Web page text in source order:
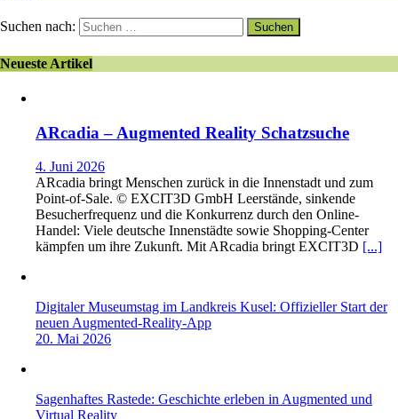
Suchen nach:
Neueste Artikel
ARcadia – Augmented Reality Schatzsuche
4. Juni 2026
ARcadia bringt Menschen zurück in die Innenstadt und zum
Point-of-Sale. © EXCIT3D GmbH Leerstände, sinkende
Besucherfrequenz und die Konkurrenz durch den Online-
Handel: Viele deutsche Innenstädte sowie Shopping-Center
kämpfen um ihre Zukunft. Mit ARcadia bringt EXCIT3D [...]
Digitaler Museumstag im Landkreis Kusel: Offizieller Start der
neuen Augmented-Reality-App
20. Mai 2026
Sagenhaftes Rastede: Geschichte erleben in Augmented und
Virtual Reality